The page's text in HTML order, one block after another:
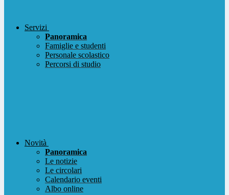
Servizi
Panoramica
Famiglie e studenti
Personale scolastico
Percorsi di studio
Novità
Panoramica
Le notizie
Le circolari
Calendario eventi
Albo online